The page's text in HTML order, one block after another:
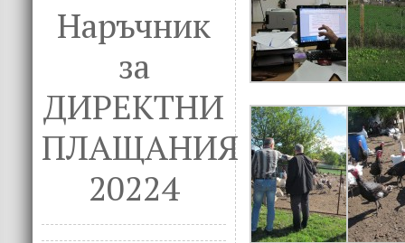
Наръчник
за
ДИРЕКТНИ
ПЛАЩАНИЯ
20224